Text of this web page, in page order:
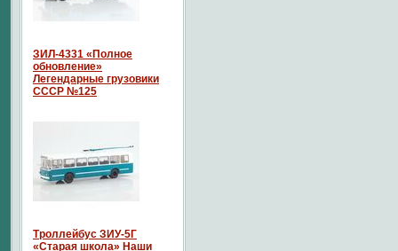
ЗИЛ-4331 «Полное
обновление»
Легендарные грузовики
СССР №125
Троллейбус ЗИУ-5Г
«Старая школа» Наши